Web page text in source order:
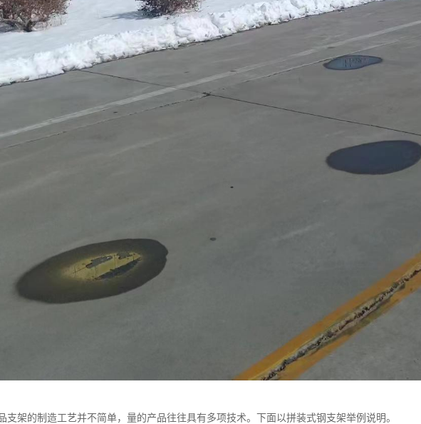
支架的制造工艺并不简单，量的产品往往具有多项技术。下面以拼装式钢支架举例说明。